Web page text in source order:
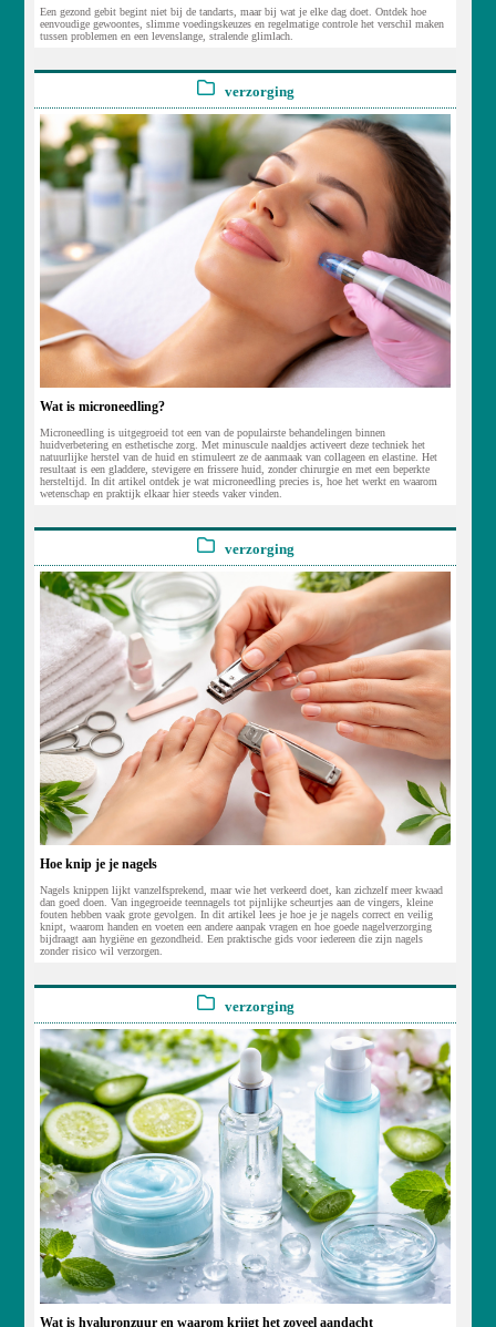
Een gezond gebit begint niet bij de tandarts, maar bij wat je elke dag doet. Ontdek hoe
eenvoudige gewoontes, slimme voedingskeuzes en regelmatige controle het verschil maken
tussen problemen en een levenslange, stralende glimlach.
verzorging
Wat is microneedling?
Microneedling is uitgegroeid tot een van de populairste behandelingen binnen
huidverbetering en esthetische zorg. Met minuscule naaldjes activeert deze techniek het
natuurlijke herstel van de huid en stimuleert ze de aanmaak van collageen en elastine. Het
resultaat is een gladdere, stevigere en frissere huid, zonder chirurgie en met een beperkte
hersteltijd. In dit artikel ontdek je wat microneedling precies is, hoe het werkt en waarom
wetenschap en praktijk elkaar hier steeds vaker vinden.
verzorging
Hoe knip je je nagels
Nagels knippen lijkt vanzelfsprekend, maar wie het verkeerd doet, kan zichzelf meer kwaad
dan goed doen. Van ingegroeide teennagels tot pijnlijke scheurtjes aan de vingers, kleine
fouten hebben vaak grote gevolgen. In dit artikel lees je hoe je je nagels correct en veilig
knipt, waarom handen en voeten een andere aanpak vragen en hoe goede nagelverzorging
bijdraagt aan hygiëne en gezondheid. Een praktische gids voor iedereen die zijn nagels
zonder risico wil verzorgen.
verzorging
Wat is hyaluronzuur en waarom krijgt het zoveel aandacht